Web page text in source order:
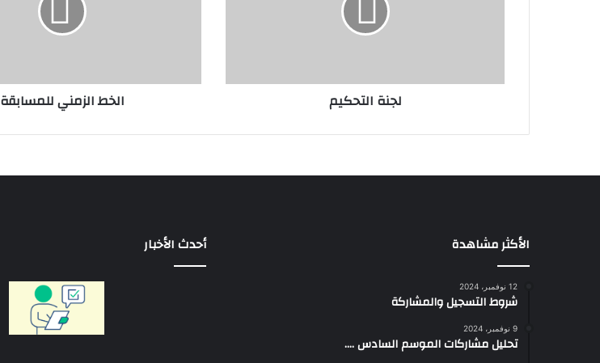
لجنة التحكيم الخط الزمني للمسابقة
الأكثر مشاهدة
12 نوفمبر، 2024
شروط التسجيل والمشاركة
9 نوفمبر، 2024
تحليل مشاركات الموسم السادس ….
أحدث الأخبار